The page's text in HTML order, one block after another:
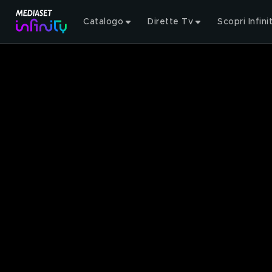
Catalogo Dirette Tv Scopri